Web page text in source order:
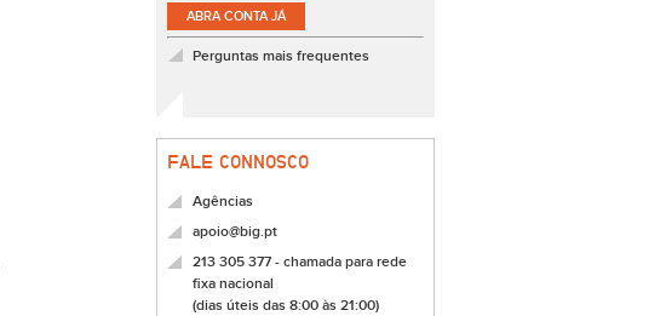
ABRA CONTA JÁ
Perguntas mais frequentes
FALE CONNOSCO
Agências
apoio@big.pt
213 305 377 - chamada para rede
fixa nacional
(dias úteis das 8:00 às 21:00)